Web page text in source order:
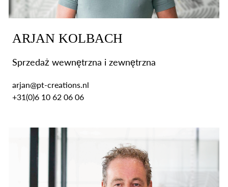
ARJAN KOLBACH
Sprzedaż wewnętrzna i zewnętrzna
arjan@pt-creations.nl
+31(0)6 10 62 06 06